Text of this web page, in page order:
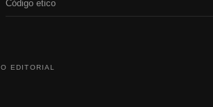
Código etico
EDITORIAL